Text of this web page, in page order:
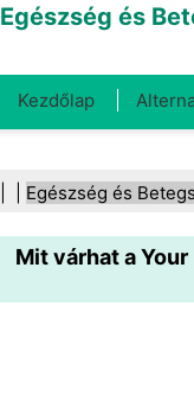
Egészség és
Kezdőlap
Fogegészség
Egészség
Közegészségügy És
Egészség és
Mit várhat a